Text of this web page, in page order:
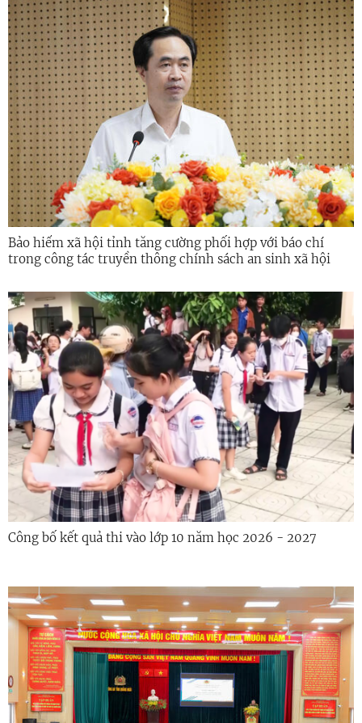
Bảo hiểm xã hội tỉnh tăng cường phối hợp với báo chí
trong công tác truyền thông chính sách an sinh xã hội
Công bố kết quả thi vào lớp 10 năm học 2026 - 2027